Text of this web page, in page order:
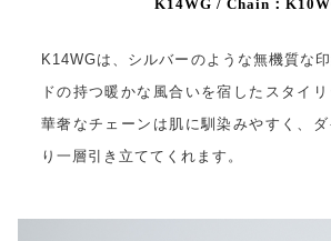
K14WG / Chain：
K14WGは、シルバーのような無機質な
ドの持つ暖かな風合いを宿したスタイリ
華奢なチェーンは肌に馴染みやすく、ダ
り一層引き立ててくれます。